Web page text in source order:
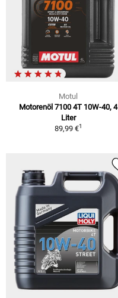
Motul
Motorenöl 7100 4T 10W-40, 4
Liter
89,99 €1